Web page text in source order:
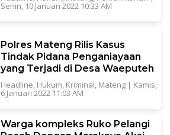
Senin, 10 Januari 2022 10:33 AM
Polres Mateng Rilis Kasus
Tindak Pidana Penganiayaan
yang Terjadi di Desa Waeputeh
Headline, Hukum, Kriminal, Mateng| Kamis,
6 Januari 2022 11:03 AM
Warga kompleks Ruko Pelangi